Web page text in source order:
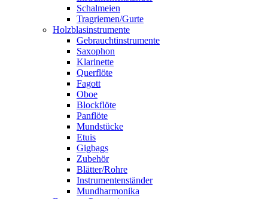
Schalmeien
Tragriemen/Gurte
Holzblasinstrumente
Gebrauchtinstrumente
Saxophon
Klarinette
Querflöte
Fagott
Oboe
Blockflöte
Panflöte
Mundstücke
Etuis
Gigbags
Zubehör
Blätter/Rohre
Instrumentenständer
Mundharmonika